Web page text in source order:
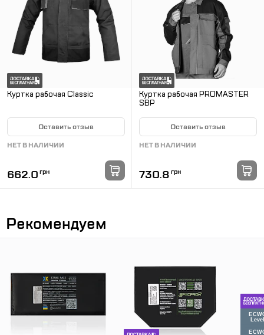
Куртка рабочая Classic
Оставить отзыв
НЕТ В НАЛИЧИИ
662.0 грн
Куртка рабочая PROMASTER
SBP
Оставить отзыв
НЕТ В НАЛИЧИИ
730.8 грн
Рекомендуем